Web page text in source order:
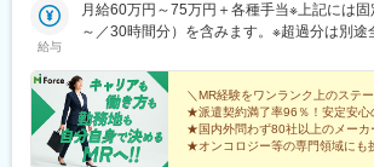
■充実した研修制度
・全員未経験入社！同期とスタートできる
・配属後もマネージャーや先輩MRが成長を
■手厚い福利厚生
・外勤手当（1日1,500円）
知・岐阜・三重・静岡（6）北陸：富山・石
大阪・京都・滋賀・奈良・和歌山・兵庫（8
州：福岡・大分・宮崎・鹿児島・熊本・佐
限定～全国転勤（規定あり）の選択可能※配
ます。希望範囲外への転勤はありません。※
める事業所（リモートワーク含む）
給与
月給60万円～75万円＋各種手当※上記には
～／30時間分）を含みます。※超過分は別途
歳（入社4年） 920万円／45歳（入社6年）
＼MR経験をワンランク上のステ
★派遣契約満了率96％！安定安心
★国内外問わず80社以上のメーカ
★オンコロジー等の専門領域にも